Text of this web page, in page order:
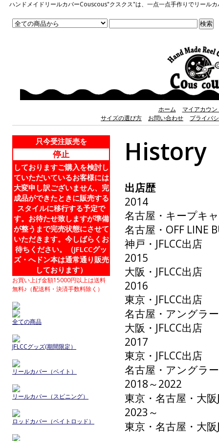
ハンドメイドリールカバーCouscous"クスクス"は、一点一点手作りでリール
ホーム
マイアカウン
サイズの選び方
お問い合わせ プライバ
History
出店歴
2014
名古屋・キープキ
名古屋・OFF LINE
神戸・JFLCC出店
2015
大阪・JFLCC出店
2016
東京・JFLCC出店
名古屋・アングラ
大阪・JFLCC出店
2017
東京・JFLCC出店
名古屋・アングラ
2018～2022
東京・名古屋・大
2023～
東京・名古屋・大阪
只今受注販売を
停止
しておりますご購入を検討し
ていただいているお客様には
大変申し訳ございません、完
成品ができたときに販売する
スタイルに移行する予定で
す。お待たせ致しますが準備
が整うまで完売状態にさせて
いただきます。今しばらくお
待ちください。（JFLCCグッ
ズ・へドン本は通常通り販売
しております）
お買い上げ金額15000円以上は送料
無料♪（配送料・決済手数料除く）
全ての商品
JFLCCグッズ(期間限定）
リールカバー（ベイト）
リールカバー（スピニング）
ロッドカバー（ベイトロッド）